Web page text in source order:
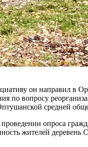
он направил в
по вопросу
средней
опроса
жителей деревень